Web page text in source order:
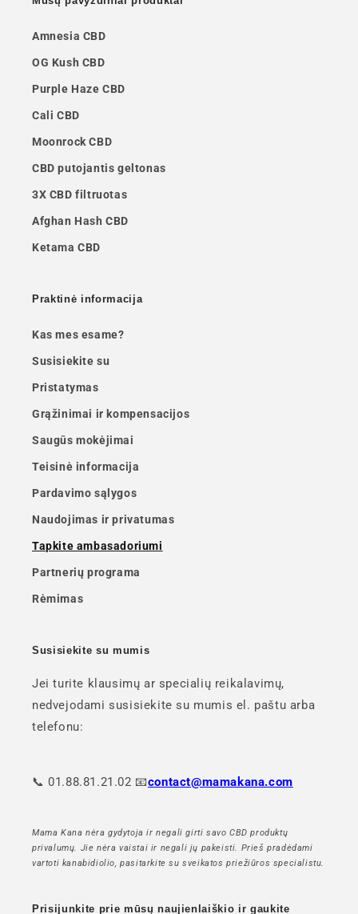
Amnesia CBD
OG Kush CBD
Purple Haze CBD
Cali CBD
Moonrock CBD
CBD putojantis geltonas
3X CBD filtruotas
Afghan Hash CBD
Ketama CBD
Praktinė informacija
Kas mes esame?
Susisiekite su
Pristatymas
Grąžinimai ir kompensacijos
Saugūs mokėjimai
Teisinė informacija
Pardavimo sąlygos
Naudojimas ir privatumas
Tapkite ambasadoriumi
Partnerių programa
Rėmimas
Susisiekite su mumis
Jei turite klausimų ar specialių reikalavimų,
nedvejodami susisiekite su mumis el. paštu arba
telefonu:
📞 01.88.81.21.02 📧contact@mamakana.com
Mama Kana nėra gydytoja ir negali girti savo CBD produktų
privalumų. Jie nėra vaistai ir negali jų pakeisti. Prieš pradėdami
vartoti kanabidiolio, pasitarkite su sveikatos priežiūros specialistu.
Prisijunkite prie mūsų naujienlaiškio ir gaukite